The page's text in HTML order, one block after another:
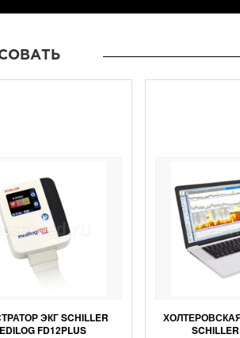
ЭКГ SCHILLER
FD12PLUS